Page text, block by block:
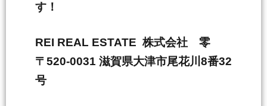
す！
REI REAL ESTATE 株式会社 零
〒520-0031 滋賀県大津市尾花川8番32
号